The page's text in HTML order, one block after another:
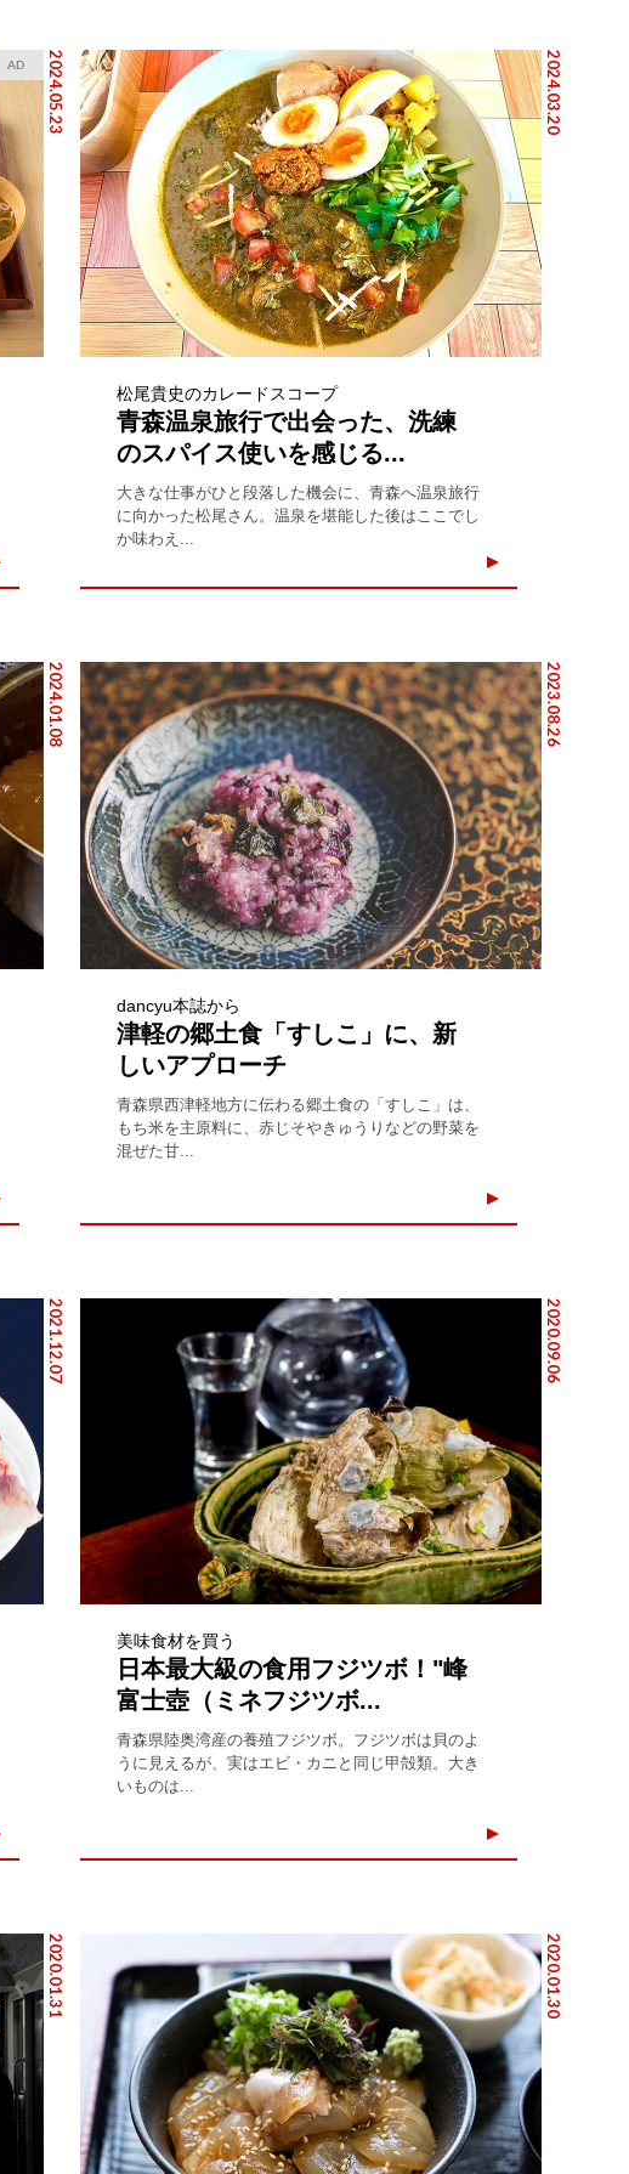
2024.05.23
AD 2024.03.20
松尾貴史のカレードスコープ
青森温泉旅行で出会った、洗練
のスパイス使いを感じる...
大きな仕事がひと段落した機会に、青森へ温泉旅行
に向かった松尾さん。温泉を堪能した後はここでし
か味わえ...
2024.01.08 2023.08.26
dancyu本誌から
津軽の郷土食「すしこ」に、新
しいアプローチ
青森県西津軽地方に伝わる郷土食の「すしこ」は、
もち米を主原料に、赤じそやきゅうりなどの野菜を
混ぜた甘...
2021.12.07 2020.09.06
美味食材を買う
日本最大級の食用フジツボ！"峰
富士壺（ミネフジツボ...
青森県陸奥湾産の養殖フジツボ。フジツボは貝のよ
うに見えるが、実はエビ・カニと同じ甲殻類。大き
いものは...
2020.01.31 2020.01.30